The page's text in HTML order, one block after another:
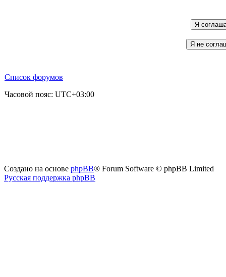
Список форумов
Часовой пояс: UTC+03:00
Создано на основе phpBB® Forum Software © phpBB Limited
Русская поддержка phpBB